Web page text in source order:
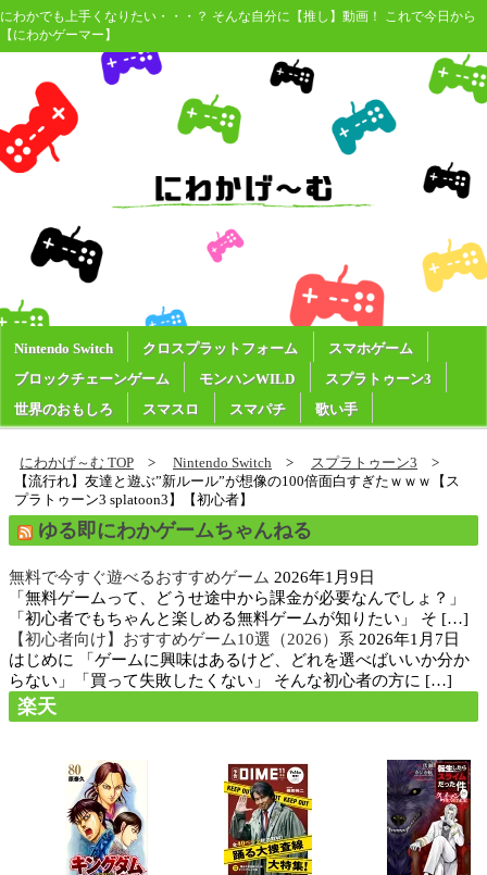
にわかでも上手くなりたい・・・？ そんな自分に【推し】動画！ これで今日から
【にわかゲーマー】
Nintendo Switch クロスプラットフォーム
スマホゲーム
ブロックチェーンゲーム
モンハンWILD
スプラトゥーン3
世界のおもしろ
スマスロ スマパチ 歌い手
にわかげ～む TOP Nintendo Switch
スプラトゥーン3
【流行れ】友達と遊ぶ”新ルール”が想像の100倍面白すぎたｗｗｗ【ス
プラトゥーン3 splatoon3】【初心者】
ゆる即にわかゲームちゃんねる
無料で今すぐ遊べるおすすめゲーム 2026年1月9日
「無料ゲームって、どうせ途中から課金が必要なんでしょ？」
「初心者でもちゃんと楽しめる無料ゲームが知りたい」 そ […]
【初心者向け】おすすめゲーム10選（2026）系 2026年1月7日
はじめに 「ゲームに興味はあるけど、どれを選べばいいか分か
らない」「買って失敗したくない」 そんな初心者の方に […]
楽天